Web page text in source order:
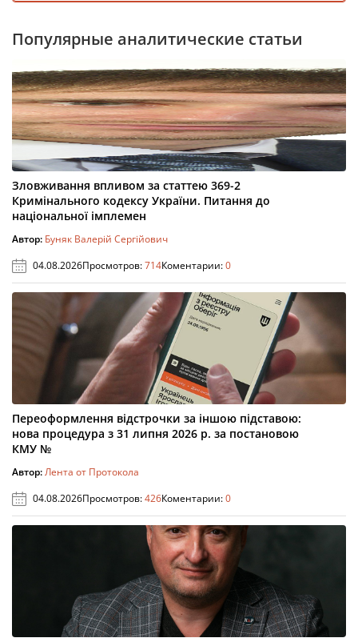
Популярные аналитические статьи
Зловживання впливом за статтею 369-2
Кримінального кодексу України. Питання до
національної імплемен
Автор: Буняк Валерій Сергійович
04.08.2026Просмотров:714Коментарии:0
Переоформлення відстрочки за іншою підставою:
нова процедура з 31 липня 2026 р. за постановою
КМУ №
Автор:Лента от Протокола
04.08.2026Просмотров:426Коментарии:0